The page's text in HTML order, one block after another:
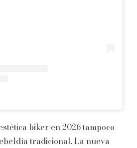
biker en 2026 tampoco
tradicional. La nueva